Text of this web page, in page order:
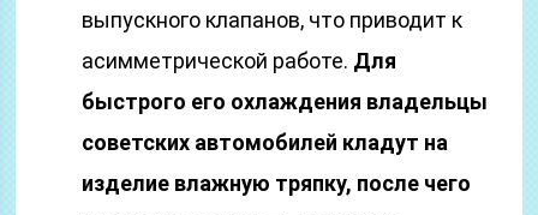
выпускного клапанов, что приводит к
асимметрической работе. Для
быстрого его охлаждения владельцы
советских автомобилей кладут на
изделие влажную тряпку, после чего